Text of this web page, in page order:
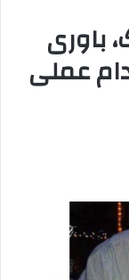
باوری
عملی